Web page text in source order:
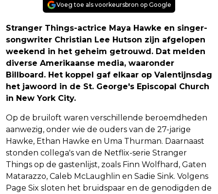
Voeg toe als voorkeursbron op Google
Stranger Things-actrice Maya Hawke en singer-
songwriter Christian Lee Hutson zijn afgelopen
weekend in het geheim getrouwd. Dat melden
diverse Amerikaanse media, waaronder
Billboard. Het koppel gaf elkaar op Valentijnsdag
het jawoord in de St. George's Episcopal Church
in New York City.
Op de bruiloft waren verschillende beroemdheden
aanwezig, onder wie de ouders van de 27-jarige
Hawke, Ethan Hawke en Uma Thurman. Daarnaast
stonden collega's van de Netflix-serie Stranger
Things op de gastenlijst, zoals Finn Wolfhard, Gaten
Matarazzo, Caleb McLaughlin en Sadie Sink. Volgens
Page Six sloten het bruidspaar en de genodigden de